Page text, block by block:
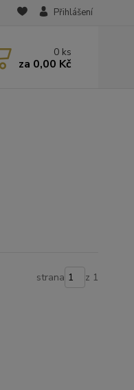
Přihlášení
0 ks
za 0,00 Kč
strana z 1